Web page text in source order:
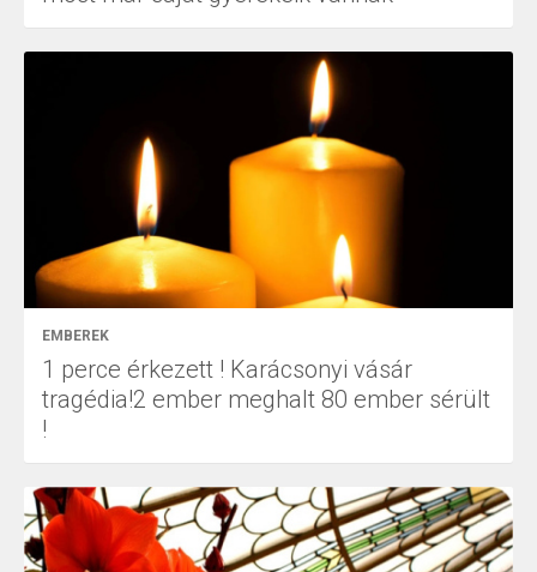
EMBEREK
1 perce érkezett ! Karácsonyi vásár
tragédia!2 ember meghalt 80 ember sérült
!